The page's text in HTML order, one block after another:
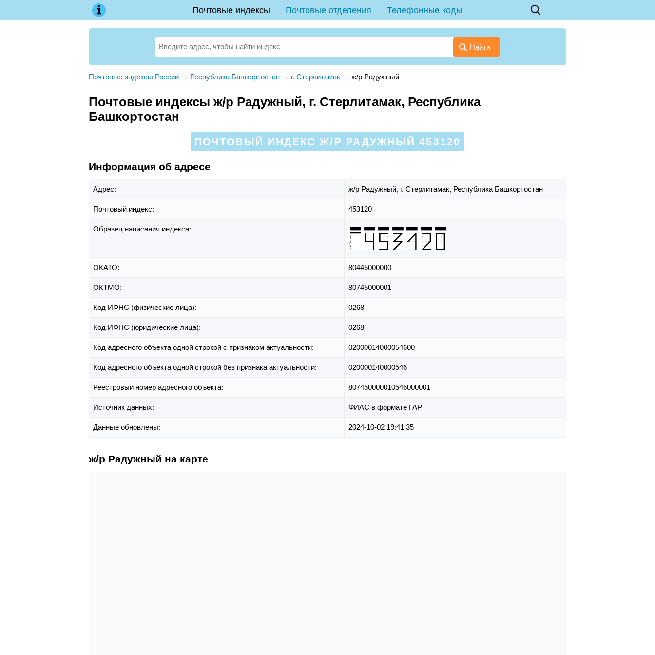
Почтовые индексы Почтовые отделения Телефонные коды
Найти
Почтовые индексы России → Республика Башкортостан → г. Стерлитамак → ж/р Радужный
Почтовые индексы ж/р Радужный, г. Стерлитамак, Республика
Башкортостан
ПОЧТОВЫЙ ИНДЕКС Ж/Р РАДУЖНЫЙ 453120
Информация об адресе
Адрес: ж/р Радужный, г. Стерлитамак, Республика Башкортостан
Почтовый индекс: 453120
Образец написания индекса:
ОКАТО: 80445000000
ОКТМО: 80745000001
Код ИФНС (физические лица): 0268
Код ИФНС (юридические лица): 0268
Код адресного объекта одной строкой с признаком актуальности: 02000014000054600
Код адресного объекта одной строкой без признака актуальности: 020000140000546
Реестровый номер адресного объекта: 807450000010546000001
Источник данных: ФИАС в формате ГАР
Данные обновлены: 2024-10-02 19:41:35
ж/р Радужный на карте